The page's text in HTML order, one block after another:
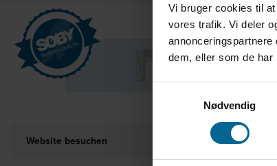
Vi bruger cookies til
vores trafik. Vi deler
dem, eller som de har
Nødvendig
Website besuchen